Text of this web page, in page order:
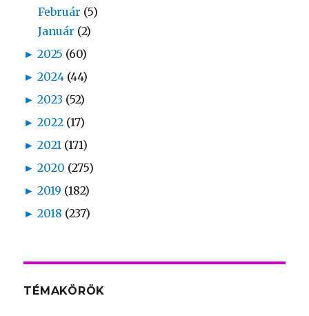
Február (5)
Január (2)
► 2025 (60)
► 2024 (44)
► 2023 (52)
► 2022 (17)
► 2021 (171)
► 2020 (275)
► 2019 (182)
► 2018 (237)
TÉMAKÖRÖK